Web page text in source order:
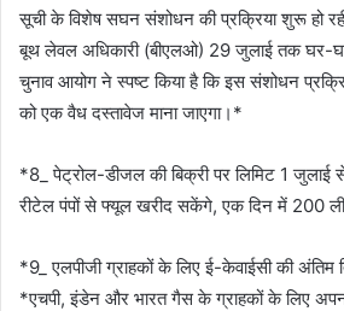
सूची के विशेष सघन संशोधन की प्रक्रिया शुरू हो
बूथ लेवल अधिकारी (बीएलओ) 29 जुलाई तक घर-
चुनाव आयोग ने स्पष्ट किया है कि इस संशोधन
को एक वैध दस्तावेज माना जाएगा।*
*8_ पेट्रोल-डीजल की बिक्री पर लिमिट 1 जुलाई से
रीटेल पंपों से फ्यूल खरीद सकेंगे, एक दिन में 200
*9_ एलपीजी ग्राहकों के लिए ई-केवाईसी की अंतिम
*एचपी, इंडेन और भारत गैस के ग्राहकों के लिए